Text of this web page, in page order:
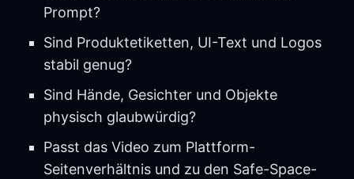
Prompt?
Sind Produktetiketten, UI-Text und Logos
stabil genug?
Sind Hände, Gesichter und Objekte
physisch glaubwürdig?
Passt das Video zum Plattform-
Seitenverhältnis und zu den Safe-Space-